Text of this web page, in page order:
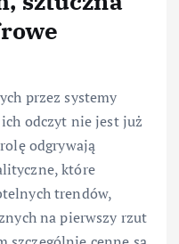
przez systemy
odczyt nie jest już
odgrywają
które
trendów,
na pierwszy rzut